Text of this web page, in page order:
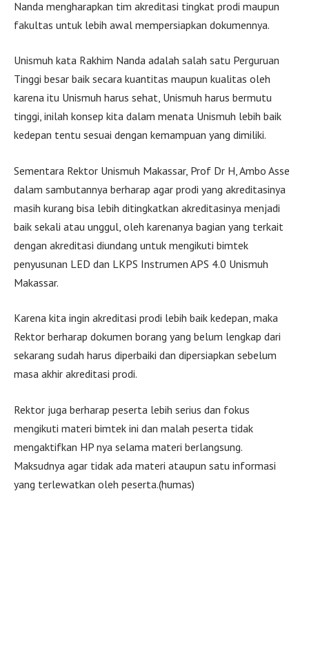
Nanda mengharapkan tim akreditasi tingkat prodi maupun
fakultas untuk lebih awal mempersiapkan dokumennya.
Unismuh kata Rakhim Nanda adalah salah satu Perguruan
Tinggi besar baik secara kuantitas maupun kualitas oleh
karena itu Unismuh harus sehat, Unismuh harus bermutu
tinggi, inilah konsep kita dalam menata Unismuh lebih baik
kedepan tentu sesuai dengan kemampuan yang dimiliki.
Sementara Rektor Unismuh Makassar, Prof Dr H, Ambo Asse
dalam sambutannya berharap agar prodi yang akreditasinya
masih kurang bisa lebih ditingkatkan akreditasinya menjadi
baik sekali atau unggul, oleh karenanya bagian yang terkait
dengan akreditasi diundang untuk mengikuti bimtek
penyusunan LED dan LKPS Instrumen APS 4.0 Unismuh
Makassar.
Karena kita ingin akreditasi prodi lebih baik kedepan, maka
Rektor berharap dokumen borang yang belum lengkap dari
sekarang sudah harus diperbaiki dan dipersiapkan sebelum
masa akhir akreditasi prodi.
Rektor juga berharap peserta lebih serius dan fokus
mengikuti materi bimtek ini dan malah peserta tidak
mengaktifkan HP nya selama materi berlangsung.
Maksudnya agar tidak ada materi ataupun satu informasi
yang terlewatkan oleh peserta.(humas)